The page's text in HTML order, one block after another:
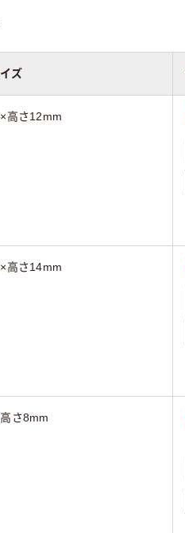
ズ
高さ12mm
高さ14mm
さ8mm